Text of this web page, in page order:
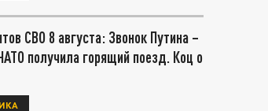
СВО 8 августа: Звонок Путина –
получила горящий поезд. Коц о